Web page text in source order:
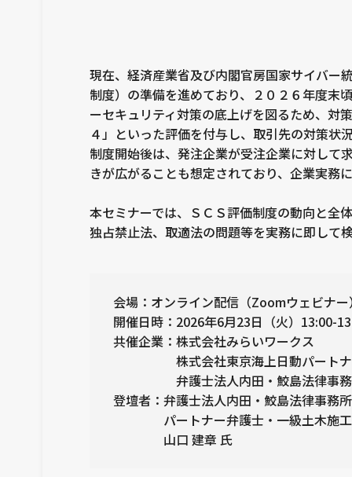
現在、経済産業省及び内閣官房国家サイバー
制度）の準備を進めており、２０２６年度末
ーセキュリティ対策の底上げを図るため、
４」といった評価を付与し、取引先の対策状
制度開始後は、発注企業が受注企業に対して
きが広がることも想定されており、企業実務
本セミナーでは、ＳＣＳ評価制度の動向と全
独占禁止法、取適法の問題等を実務に即して
会場：オンライン配信（Zoomウェビナー
開催日時：2026年6月23日（火）13:00-
共催企業：株式会社みらいワークス
株式会社東京海上日動パートナ
弁護士法人内田・鮫島法律事務
登壇者：弁護士法人内田・鮫島法律事務所
パートナー弁護士・一級土木施工
山口 建章 氏